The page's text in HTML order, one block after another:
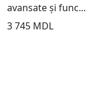
avansate și func...
3 745 MDL